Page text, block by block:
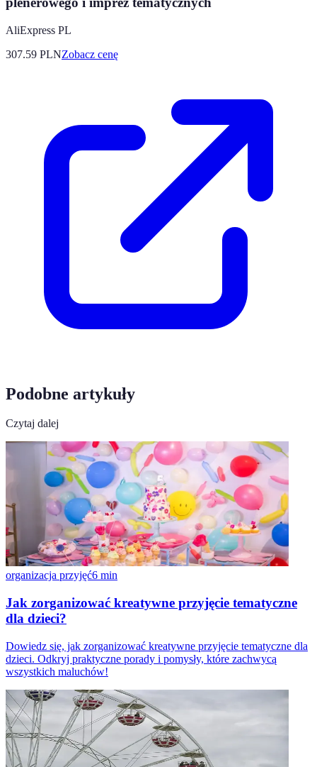
AliExpress PL
307.59 PLNZobacz cenę
Podobne artykuły
Czytaj dalej
organizacja przyjęć6 min
Jak zorganizować kreatywne przyjęcie tematyczne
dla dzieci?
Dowiedz się, jak zorganizować kreatywne przyjęcie tematyczne dla
dzieci. Odkryj praktyczne porady i pomysły, które zachwycą
wszystkich maluchów!